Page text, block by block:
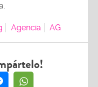
Agencia AG